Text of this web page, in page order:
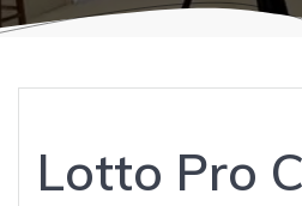
Lotto Pro